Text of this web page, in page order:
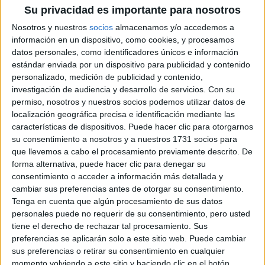
Su privacidad es importante para nosotros
Nosotros y nuestros socios almacenamos y/o accedemos a
información en un dispositivo, como cookies, y procesamos
datos personales, como identificadores únicos e información
estándar enviada por un dispositivo para publicidad y contenido
personalizado, medición de publicidad y contenido,
investigación de audiencia y desarrollo de servicios. Con su
permiso, nosotros y nuestros socios podemos utilizar datos de
localización geográfica precisa e identificación mediante las
características de dispositivos. Puede hacer clic para otorgarnos
su consentimiento a nosotros y a nuestros 1731 socios para
que llevemos a cabo el procesamiento previamente descrito. De
forma alternativa, puede hacer clic para denegar su
consentimiento o acceder a información más detallada y
cambiar sus preferencias antes de otorgar su consentimiento.
Tenga en cuenta que algún procesamiento de sus datos
personales puede no requerir de su consentimiento, pero usted
tiene el derecho de rechazar tal procesamiento. Sus
preferencias se aplicarán solo a este sitio web. Puede cambiar
sus preferencias o retirar su consentimiento en cualquier
momento volviendo a este sitio y haciendo clic en el botón
Tamara
Sobre ti
Soy: Chica
Nombre:
Tamara
esther
Sobre ti
Soy: Chica
Nombre:
esther
first anterior ... 1017 1018 1019(current)
1020